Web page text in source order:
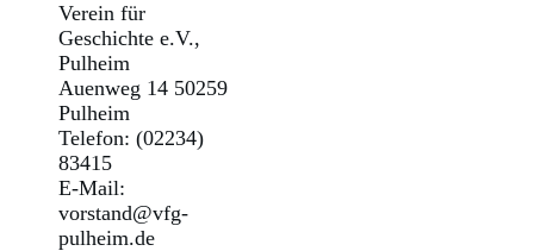
Verein für
Geschichte e.V.,
Pulheim
Auenweg 14 50259
Pulheim
Telefon: (02234)
83415
E-Mail:
vorstand@vfg-
pulheim.de